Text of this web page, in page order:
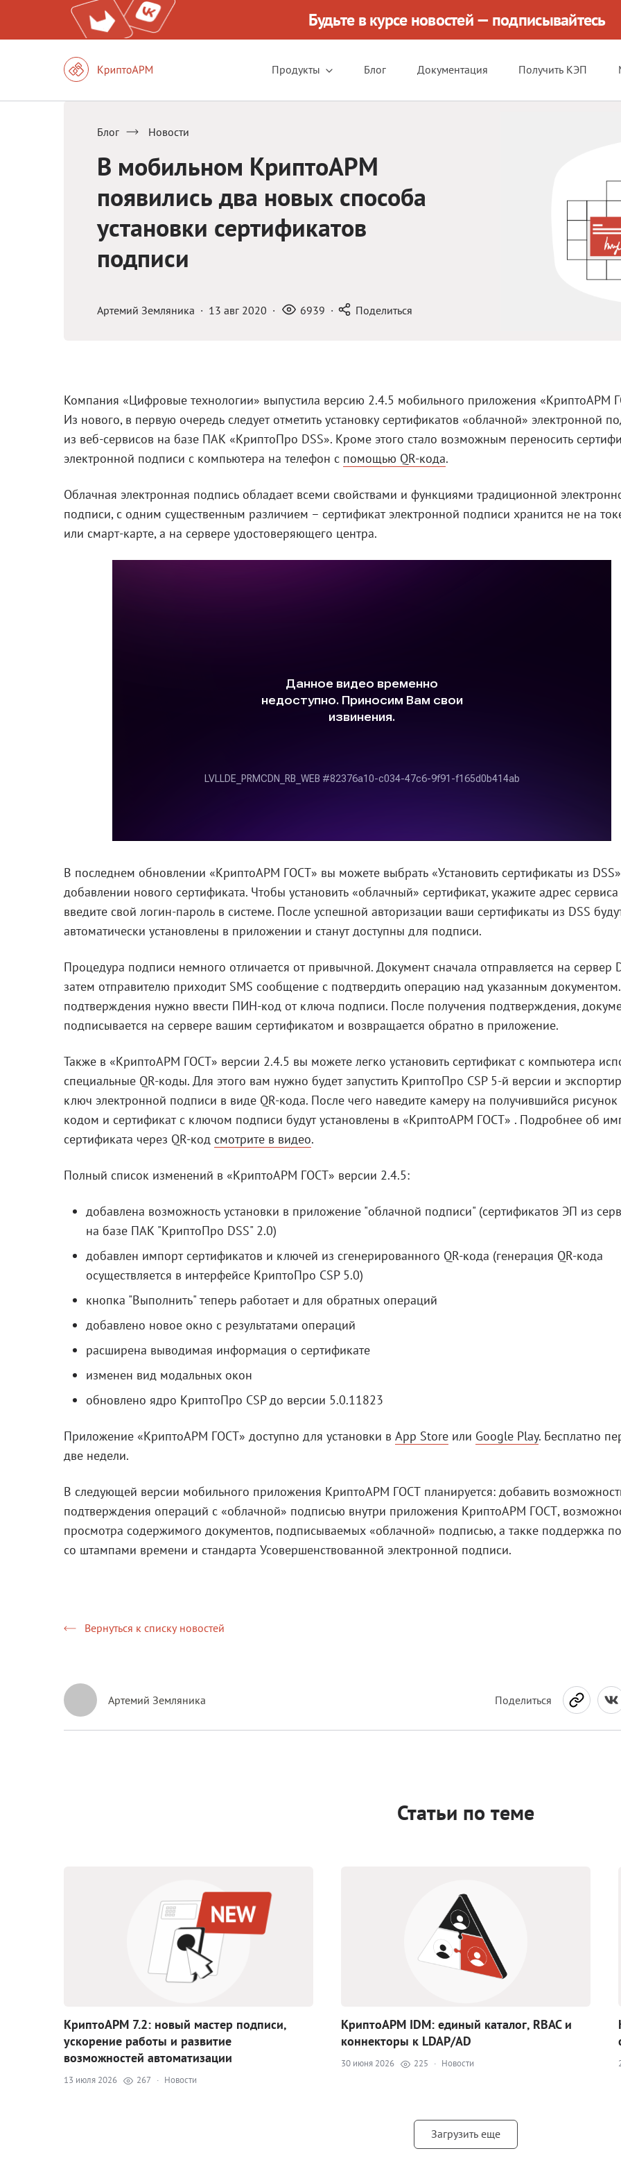
Будьте в курсе новостей — подписывайтесь
Продукты Блог Документация Получить КЭП
Блог Новости
В мобильном КриптоАРМ
появились два новых способа
установки сертификатов
подписи
Артемий Земляника · 13 авг 2020 · 6939 · Поделиться
Компания «Цифровые технологии» выпустила версию 2.4.5 мобильного приложения «КриптоАРМ
Из нового, в первую очередь следует отметить установку сертификатов «облачной» электронной
из веб-сервисов на базе ПАК «КриптоПро DSS». Кроме этого стало возможным переносить
электронной подписи с компьютера на телефон с помощью QR-кода.
Облачная электронная подпись обладает всеми свойствами и функциями традиционной
подписи, с одним существенным различием – сертификат электронной подписи хранится не на
или смарт-карте, а на сервере удостоверяющего центра.
В последнем обновлении «КриптоАРМ ГОСТ» вы можете выбрать «Установить сертификаты из
добавлении нового сертификата. Чтобы установить «облачный» сертификат, укажите адрес сервиса
введите свой логин-пароль в системе. После успешной авторизации ваши сертификаты из DSS
автоматически установлены в приложении и станут доступны для подписи.
Процедура подписи немного отличается от привычной. Документ сначала отправляется на сервер
затем отправителю приходит SMS сообщение с подтвердить операцию над указанным
подтверждения нужно ввести ПИН-код от ключа подписи. После получения подтверждения,
подписывается на сервере вашим сертификатом и возвращается обратно в приложение.
Также в «КриптоАРМ ГОСТ» версии 2.4.5 вы можете легко установить сертификат с компьютера
специальные QR-коды. Для этого вам нужно будет запустить КриптоПро CSP 5-й версии и
ключ электронной подписи в виде QR-кода. После чего наведите камеру на получившийся рисунок
кодом и сертификат с ключом подписи будут установлены в «КриптоАРМ ГОСТ» . Подробнее об
сертификата через QR-код смотрите в видео.
Полный список изменений в «КриптоАРМ ГОСТ» версии 2.4.5:
добавлена возможность установки в приложение "облачной подписи" (сертификатов ЭП из
на базе ПАК "КриптоПро DSS" 2.0)
добавлен импорт сертификатов и ключей из сгенерированного QR-кода (генерация QR-кода
осуществляется в интерфейсе КриптоПро CSP 5.0)
кнопка "Выполнить" теперь работает и для обратных операций
добавлено новое окно с результатами операций
расширена выводимая информация о сертификате
изменен вид модальных окон
обновлено ядро КриптоПро CSP до версии 5.0.11823
Приложение «КриптоАРМ ГОСТ» доступно для установки в App Store или Google Play. Бесплатно
две недели.
В следующей версии мобильного приложения КриптоАРМ ГОСТ планируется: добавить
подтверждения операций с «облачной» подписью внутри приложения КриптоАРМ ГОСТ,
просмотра содержимого документов, подписываемых «облачной» подписью, а такке поддержка
со штампами времени и стандарта Усовершенствованной электронной подписи.
Вернуться к списку новостей
Артемий Земляника Поделиться
Статьи по теме
КриптоАРМ 7.2: новый мастер подписи,
ускорение работы и развитие
возможностей автоматизации
13 июля 2026 267 · Новости
КриптоАРМ IDM: единый каталог, RBAC и
коннекторы к LDAP/AD
30 июня 2026 225 · Новости
Загрузить еще